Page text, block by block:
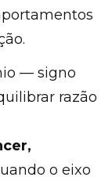
— signo
razão
o eixo